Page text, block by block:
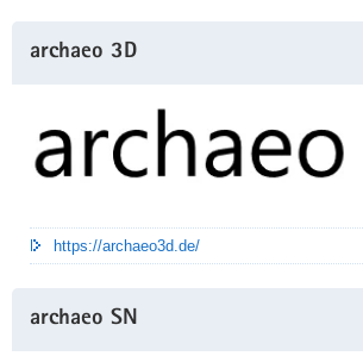
archaeo 3D
https://archaeo3d.de/
archaeo SN